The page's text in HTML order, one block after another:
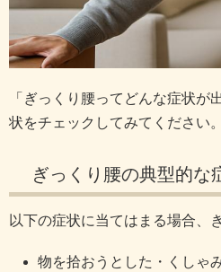
「ぎっくり腰ってどんな症状
状をチェックしてみてください。
ぎっくり腰の典型的な
以下の症状に当てはまる場合、
物を拾おうとした・くしゃ